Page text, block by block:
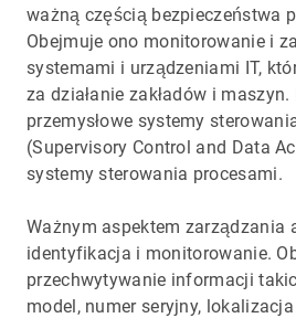
ważną częścią bezpieczeństwa
Obejmuje ono monitorowanie i
systemami i urządzeniami IT,
za działanie zakładów i
przemysłowe systemy
(Supervisory Control and Data
systemy sterowania procesami.
Ważnym aspektem zarządzania
identyfikacja i monitorowanie.
przechwytywanie informacji
model, numer seryjny,